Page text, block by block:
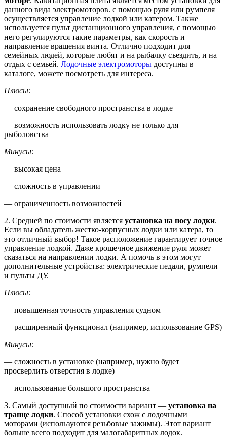
данного вида электромоторов. с помощью руля или румпеля
осуществляется управление лодкой или катером. Также
используется пульт дистанционного управления, с помощью
него регулируются такие параметры, как скорость и
направление вращения винта. Отлично подходит для
семейных людей, которые любят и на рыбалку съездить, и на
отдых с семьей. Лодочные электромоторы доступны в
каталоге, можете посмотреть для интереса.
Плюсы:
— сохранение свободного пространства в лодке
— возможность использовать лодку не только для
рыболовства
Минусы:
— высокая цена
— сложность в управлении
— ограниченность возможностей
2. Средней по стоимости является установка на носу лодки.
Если вы обладатель жестко-корпусных лодки или катера, то
это отличный выбор! Такое расположение гарантирует точное
управление лодкой. Даже крошечное движение руля может
сказаться на направлении лодки. А помочь в этом могут
дополнительные устройства: электрические педали, румпели
и пульты ДУ.
Плюсы:
— повышенная точность управления судном
— расширенный функционал (например, использование GPS)
Минусы:
— сложность в установке (например, нужно будет
просверлить отверстия в лодке)
— использование большого пространства
3. Самый доступный по стоимости вариант — установка на
транце лодки. Способ установки схож с лодочными
моторами (используются резьбовые зажимы). Этот вариант
больше всего подходит для малогабаритных лодок.